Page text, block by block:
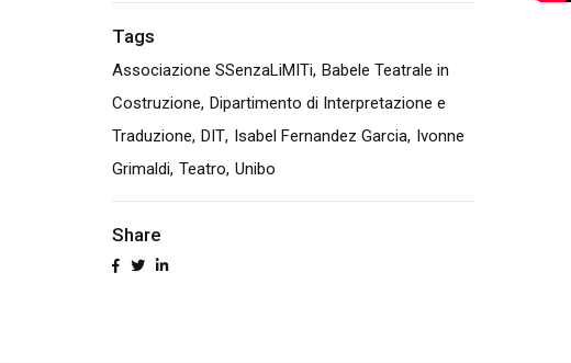
Tags
Associazione SSenzaLiMITi Babele Teatrale in
Costruzione Dipartimento di Interpretazione e
Traduzione DIT Isabel Fernandez Garcia Ivonne
Grimaldi Teatro Unibo
Share